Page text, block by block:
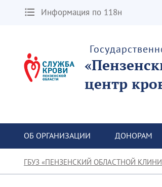
Информация по 118н
центр
ОБ ОРГАНИЗАЦИИ ДОНОРАМ
ГБУЗ «ПЕНЗЕНСКИЙ ОБЛАСТНОЙ